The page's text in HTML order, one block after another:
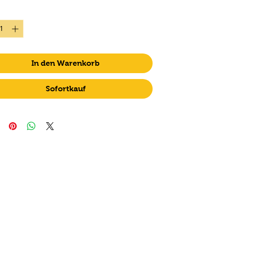
In den Warenkorb
Sofortkauf